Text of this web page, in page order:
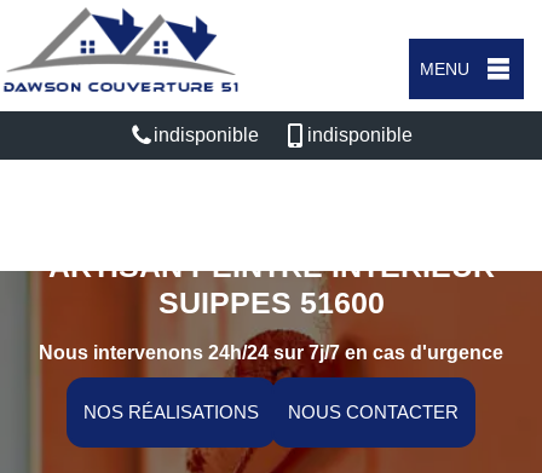
MENU
indisponible indisponible
ARTISAN PEINTRE INTÉRIEUR
SUIPPES 51600
Nous intervenons 24h/24 sur 7j/7 en cas d'urgence
NOS RÉALISATIONS NOUS CONTACTER